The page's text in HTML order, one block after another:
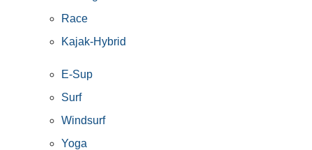
Race
Kajak-Hybrid
E-Sup
Surf
Windsurf
Yoga